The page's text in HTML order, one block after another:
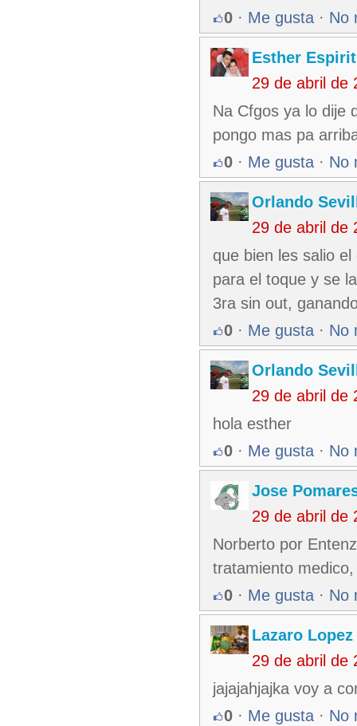
0 · Me gusta · No
Esther
29 de abril de
Na Cfgos ya lo dije
pongo mas pa
0 · Me gusta · No
Orlando
29 de abril de
que bien les salio
para el toque y se
3ra sin out,
0 · Me gusta · No
Orlando
29 de abril de
hola esther
0 · Me gusta · No
Jose
29 de abril de
Norberto por
tratamiento
0 · Me gusta · No
Lazaro Lopez
29 de abril de
jajajahjajka voy a
0 · Me gusta · No